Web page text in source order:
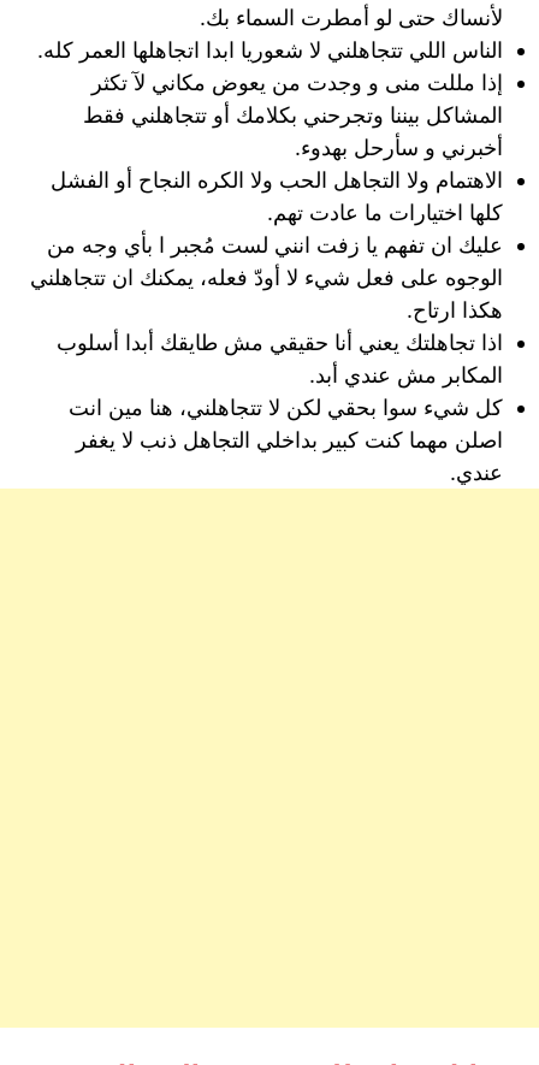
لأنساك حتى لو أمطرت السماء بك.
الناس اللي تتجاهلني لا شعوريا ابدا اتجاهلها العمر كله.
إذا مللت منى و وجدت من يعوض مكاني ﻵ تكثر
المشاكل بيننا وتجرحني بكلامك أو تتجاهلني فقط
أخبرني و سأرحل بهدوء.
الاهتمام ولا التجاهل الحب ولا الكره النجاح أو الفشل
كلها اختيارات ما عادت تهم.
عليك ان تفهم يا زفت انني لست مُجبر ا بأي وجه من
الوجوه على فعل شيء لا أودّ فعله، يمكنك ان تتجاهلني
هكذا ارتاح.
اذا تجاهلتك يعني أنا حقيقي مش طايقك أبدا أسلوب
المكابر مش عندي أبد.
كل شيء سوا بحقي لكن لا تتجاهلني، هنا مين انت
اصلن مهما كنت كبير بداخلي التجاهل ذنب لا يغفر
عندي.